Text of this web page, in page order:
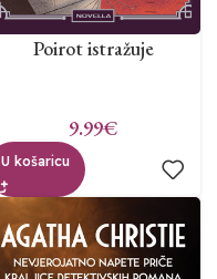
Poirot istražuje
9.99€
U košaricu